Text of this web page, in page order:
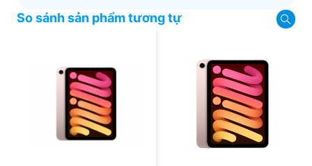
dễ dàng và nhanh chóng nhất. Cùng xem ngay
So sánh sản phẩm tương tự